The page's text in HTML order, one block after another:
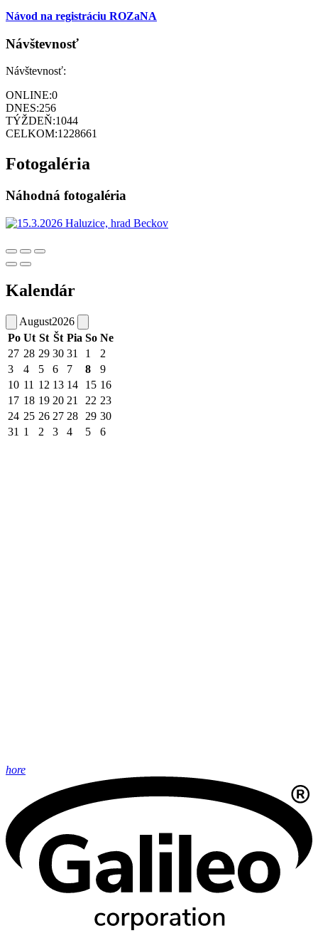
Návod na registráciu ROZaNA
Návštevnosť
Návštevnosť:
ONLINE:0
DNES:256
TÝŽDEŇ:1044
CELKOM:1228661
Fotogaléria
Náhodná fotogaléria
Kalendár
August2026
Po Ut St Št Pia So Ne
27 28 29 30 31 1
2
3
4 5 6 7 8
9
10 11 12 13 14 15 16
17 18 19 20 21 22 23
24 25 26 27 28 29 30
31 1 2 3 4 5 6
hore